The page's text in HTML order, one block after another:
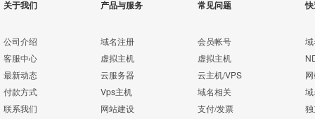
关于我们
公司介绍
客服中心
最新动态
付款方式
联系我们
产品与服务
域名注册
虚拟主机
云服务器
Vps主机
网站建设
常见问题
会员帐号
虚拟主机
云主机/VPS
域名相关
支付/发票